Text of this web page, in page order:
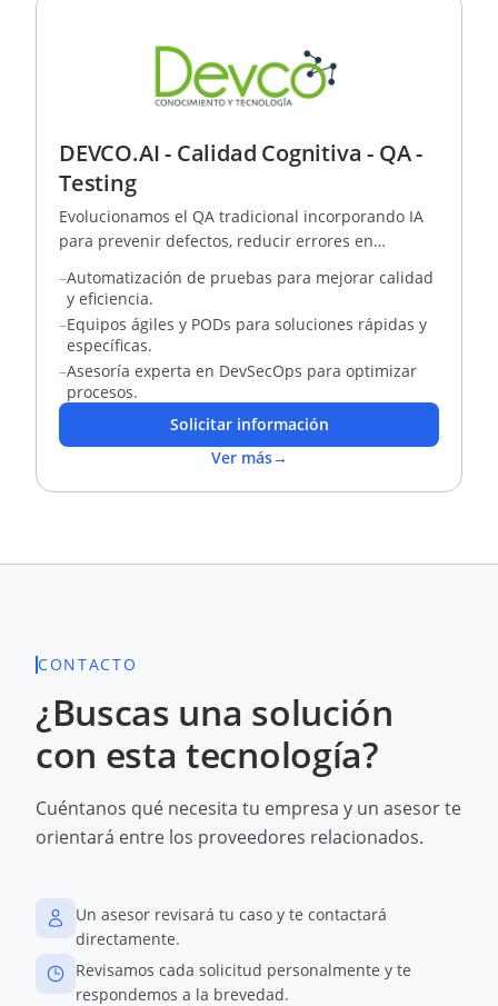
DEVCO.AI - Calidad Cognitiva - QA -
Testing
Evolucionamos el QA tradicional incorporando IA
para prevenir defectos, reducir errores en
sistemas.
–Automatización de pruebas para mejorar calidad
y eficiencia.
–Equipos ágiles y PODs para soluciones rápidas y
específicas.
–Asesoría experta en DevSecOps para optimizar
procesos.
Solicitar información
Ver más→
CONTACTO
¿Buscas una solución
con esta tecnología?
Cuéntanos qué necesita tu empresa y un asesor te
orientará entre los proveedores relacionados.
Un asesor revisará tu caso y te contactará
directamente.
Revisamos cada solicitud personalmente y te
respondemos a la brevedad.